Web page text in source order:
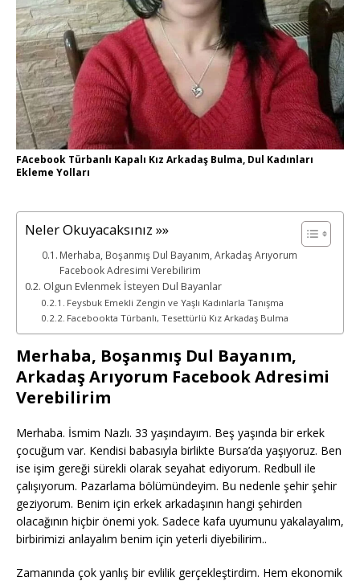
FAcebook Türbanlı Kapalı Kız Arkadaş Bulma, Dul Kadınları
Ekleme Yolları
Neler Okuyacaksınız »»
Merhaba, Boşanmış Dul Bayanım, Arkadaş Arıyorum
Facebook Adresimi Verebilirim
Olgun Evlenmek İsteyen Dul Bayanlar
Feysbuk Emekli Zengin ve Yaşlı Kadınlarla Tanışma
Facebookta Türbanlı, Tesettürlü Kız Arkadaş Bulma
Merhaba, Boşanmış Dul Bayanım,
Arkadaş Arıyorum Facebook Adresimi
Verebilirim
Merhaba. İsmim Nazlı. 33 yaşındayım. Beş yaşında bir erkek
çocuğum var. Kendisi babasıyla birlikte Bursa’da yaşıyoruz. Ben
ise işim gereği sürekli olarak seyahat ediyorum. Redbull ile
çalışıyorum. Pazarlama bölümündeyim. Bu nedenle şehir şehir
geziyorum. Benim için erkek arkadaşının hangi şehirden
olacağının hiçbir önemi yok. Sadece kafa uyumunu yakalayalım,
birbirimizi anlayalım benim için yeterli diyebilirim..
Zamanında çok yanlış bir evlilik gerçekleştirdim. Hem ekonomik